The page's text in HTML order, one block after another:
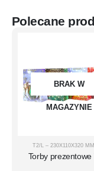
Polecane
BRAK W
MAGAZYNIE
T2/L – 230X110X320
Torby prezentowe